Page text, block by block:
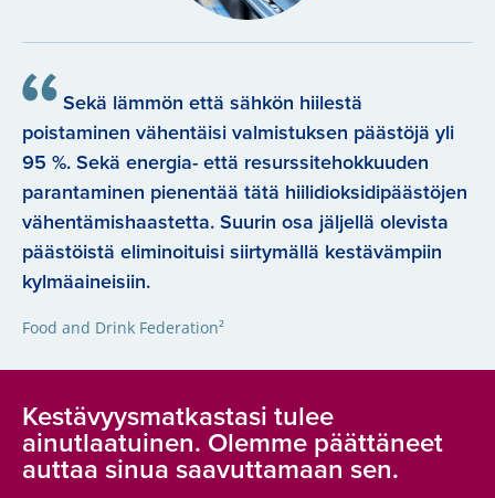
Sekä lämmön että sähkön hiilestä
poistaminen vähentäisi valmistuksen päästöjä yli
95 %. Sekä energia- että resurssitehokkuuden
parantaminen pienentää tätä hiilidioksidipäästöjen
vähentämishaastetta. Suurin osa jäljellä olevista
päästöistä eliminoituisi siirtymällä kestävämpiin
kylmäaineisiin.
Food and Drink Federation²
Kestävyysmatkastasi tulee
ainutlaatuinen. Olemme päättäneet
auttaa sinua saavuttamaan sen.